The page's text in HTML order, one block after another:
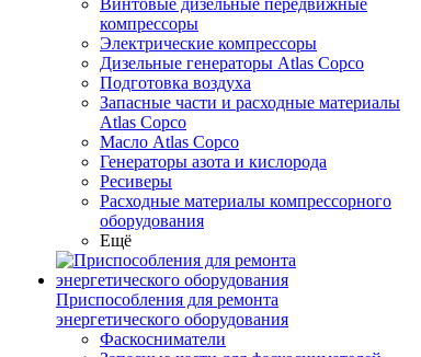
Винтовые дизельные передвижные
компрессоры
Электрические компрессоры
Дизельные генераторы Atlas Copco
Подготовка воздуха
Запасные части и расходные материалы
Atlas Copco
Масло Atlas Copco
Генераторы азота и кислорода
Ресиверы
Расходные материалы компрессорного
оборудования
Ещё
Приспособления для ремонта
энергетического оборудования
Фаскосниматели